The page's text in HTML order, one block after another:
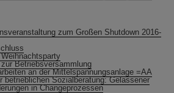
zum Großen Shutdown 2016-
Betriebsversammlung
an der Mittelspannungsanlage =AA
betrieblichen Sozialberatung: Gelassener
in Changeprozessen